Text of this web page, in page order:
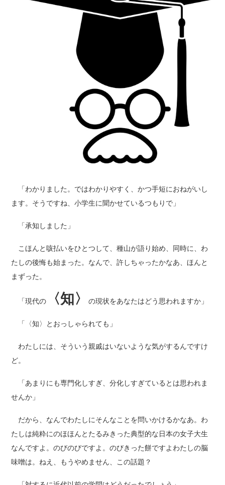
「わかりました。ではわかりやすく、かつ手短におねがいし
ます。そうですね、小学生に聞かせているつもりで」
「承知しました」
こほんと咳払いをひとつして、種山が語り始め、同時に、わ
たしの後悔も始まった。なんで、許しちゃったかなあ、ほんと
まずった。
「現代の 〈知〉の現状をあなたはどう思われますか」
「〈知〉とおっしゃられても」
わたしには、そういう親戚はいないような気がするんですけ
ど。
「あまりにも専門化しすぎ、分化しすぎているとは思われま
せんか」
だから、なんでわたしにそんなことを問いかけるかなあ。わ
たしは純粋にのほほんとたるみきった典型的な日本の女子大生
なんですよ。のびのびですよ。のびきった餅ですよわたしの脳
味噌は。ねえ、もうやめません、この話題？